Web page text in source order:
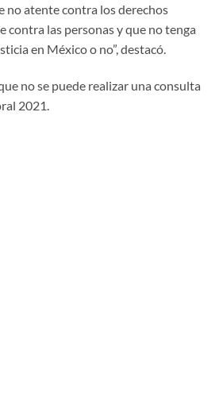
no atente contra los derechos
contra las personas y que no tenga
en México o no”, destacó.
no se puede realizar una consulta
2021.